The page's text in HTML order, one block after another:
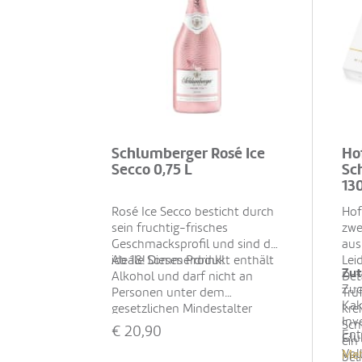
Schlumberger Rosé Ice
Secco 0,75 L
Rosé Ice Secco besticht durch
sein fruchtig-frisches
Geschmacksprofil und sind der
ideale Sommerdrink!
Ab 18! Dieses Produkt enthält
Alkohol und darf nicht an
Personen unter dem
gesetzlichen Mindestalter
abgegeben werden. Eine
Lieferung an Minderjährige ist
€ 20,90
ein